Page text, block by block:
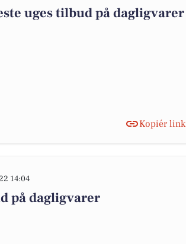
uges tilbud på dagligvarer
Kopiér link
14:04
på dagligvarer